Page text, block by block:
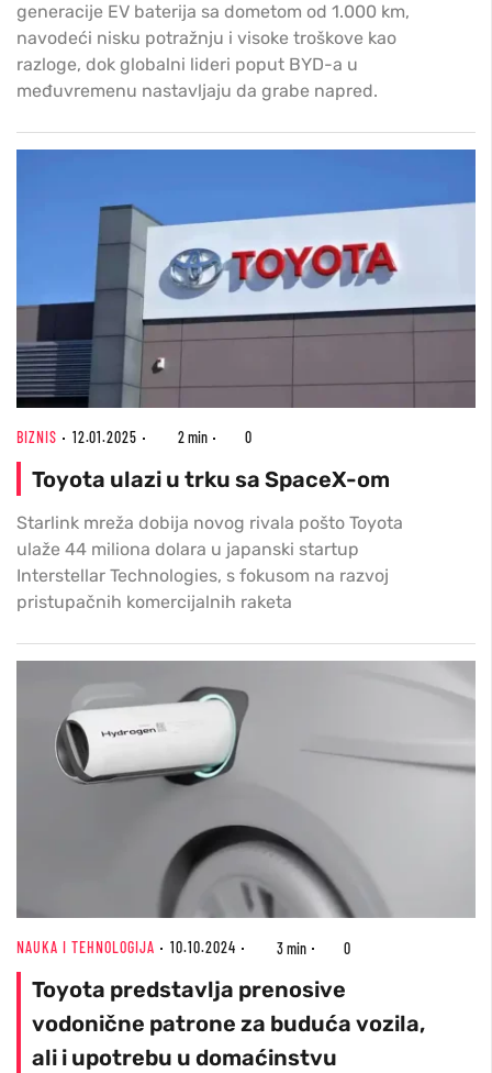
generacije EV baterija sa dometom od 1.000 km,
navodeći nisku potražnju i visoke troškove kao
razloge, dok globalni lideri poput BYD-a u
međuvremenu nastavljaju da grabe napred.
BIZNIS 12.01.2025 2 min 0
Toyota ulazi u trku sa SpaceX-om
Starlink mreža dobija novog rivala pošto Toyota
ulaže 44 miliona dolara u japanski startup
Interstellar Technologies, s fokusom na razvoj
pristupačnih komercijalnih raketa
NAUKA I TEHNOLOGIJA 10.10.2024 3 min 0
Toyota predstavlja prenosive
vodonične patrone za buduća vozila,
ali i upotrebu u domaćinstvu